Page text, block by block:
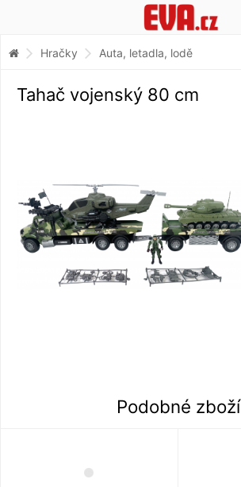
Hračky Auta, letadla, lodě
Tahač vojenský 80 cm
Podobné zboží